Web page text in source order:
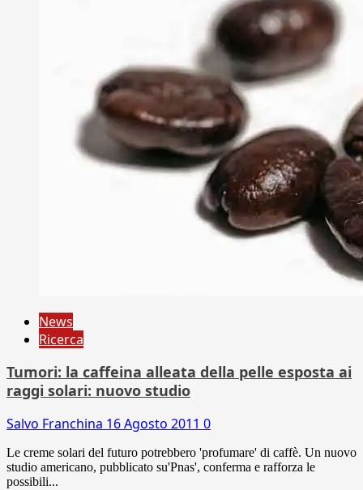
News
Ricerca
Tumori: la caffeina alleata della pelle esposta ai
raggi solari: nuovo studio
Salvo Franchina 16 Agosto 2011 0
Le creme solari del futuro potrebbero 'profumare' di caffè. Un nuovo
studio americano, pubblicato su'Pnas', conferma e rafforza le
possibili...